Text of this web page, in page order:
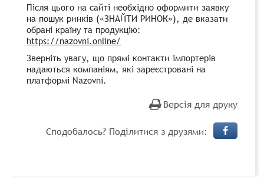
Після цього на сайті необхідно оформити заявку
на пошук ринків («ЗНАЙТИ РИНОК»), де вказати
обрані країну та продукцію:
https://nazovni.online/
Зверніть увагу, що прямі контакти імпортерів
надаються компаніям, які зареєстровані на
платформі Nazovni.
Версія для друку
Сподобалось? Поділитися з друзями: